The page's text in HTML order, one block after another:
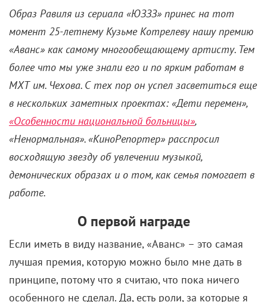
более что мы уже знали его и по ярким работам в
МХТ им. Чехова. С тех пор он успел засветиться еще
в нескольких заметных проектах: «Дети перемен»,
«Особенности национальной больницы»
«Ненормальная». «КиноРепортер» расспросил
восходящую звезду об увлечении музыкой,
демонических образах и о том, как семья помогает в
работе.
​​О первой награде
Если иметь в виду название, «Аванс» – это самая
лучшая премия, которую можно было мне дать в
принципе, потому что я считаю, что пока ничего
особенного не сделал. Да, есть роли, за которые я
могу себя похвалить, но я сам себе бы премию не
оправдать эту статуэтку. Оправдать то внимание,